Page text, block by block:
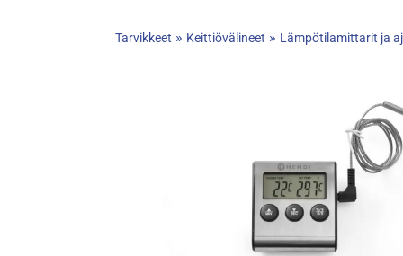
Tarvikkeet » Keittiövälineet » Lämpötilamittarit ja